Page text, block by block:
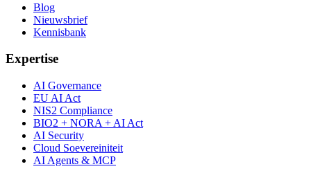
Blog
Nieuwsbrief
Kennisbank
Expertise
AI Governance
EU AI Act
NIS2 Compliance
BIO2 + NORA + AI Act
AI Security
Cloud Soevereiniteit
AI Agents & MCP